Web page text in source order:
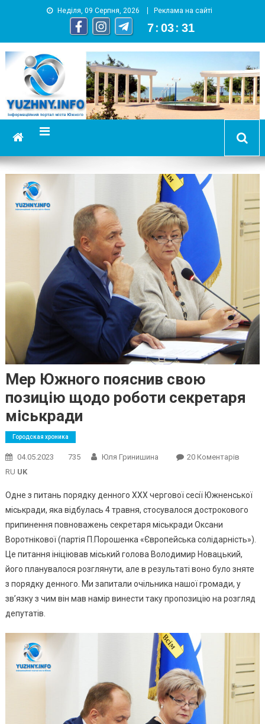
Неділя, 09 Серпня, 2026 Реклама на сайті
7 : 03 : 32
YUZHNY.INFO
информационный портал города Южный
Мер Южного пояснив свою
позицію щодо роботи секретаря
міськради
Городская хроника
04.05.2023 735 Юля Гринишина 20 КоментарівДо
Свою
Щодо
Роботи
RU UK
Одне з питань порядку денного XXX чергової сесії Южненської
міськради, яка відбулась 4 травня, стосувалося дострокового
припинення повноважень секретаря міськради Оксани
Воротнікової (партія П.Порошенка «Європейська солідарність»).
Це питання ініціював міський голова Володимир Новацький,
його планувалося розглянути, але в результаті воно було зняте
з порядку денного. Ми запитали очільника нашої громади, у
зв’язку з чим він мав намір винести таку пропозицію на розгляд
депутатів.